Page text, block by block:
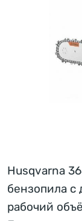
Husqvarna
бензопила с
рабочий